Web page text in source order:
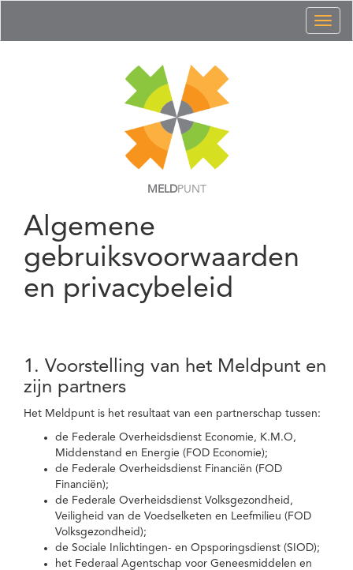
MELDPUNT
Algemene
gebruiksvoorwaarden
en privacybeleid
1. Voorstelling van het Meldpunt en
zijn partners
Het Meldpunt is het resultaat van een partnerschap tussen:
de Federale Overheidsdienst Economie, K.M.O,
Middenstand en Energie (FOD Economie);
de Federale Overheidsdienst Financiën (FOD
Financiën);
de Federale Overheidsdienst Volksgezondheid,
Veiligheid van de Voedselketen en Leefmilieu (FOD
Volksgezondheid);
de Sociale Inlichtingen- en Opsporingsdienst (SIOD);
het Federaal Agentschap voor Geneesmiddelen en